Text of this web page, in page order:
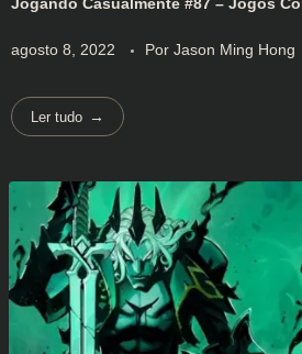
agosto 8, 2022 Por Jason Ming Hong
Ler tudo